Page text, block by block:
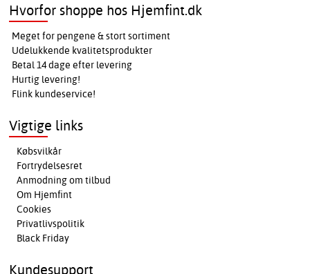
Hvorfor shoppe hos Hjemfint.dk
Meget for pengene & stort sortiment
Udelukkende kvalitetsprodukter
Betal 14 dage efter levering
Hurtig levering!
Flink kundeservice!
Vigtige links
Købsvilkår
Fortrydelsesret
Anmodning om tilbud
Om Hjemfint
Cookies
Privatlivspolitik
Black Friday
Kundesupport